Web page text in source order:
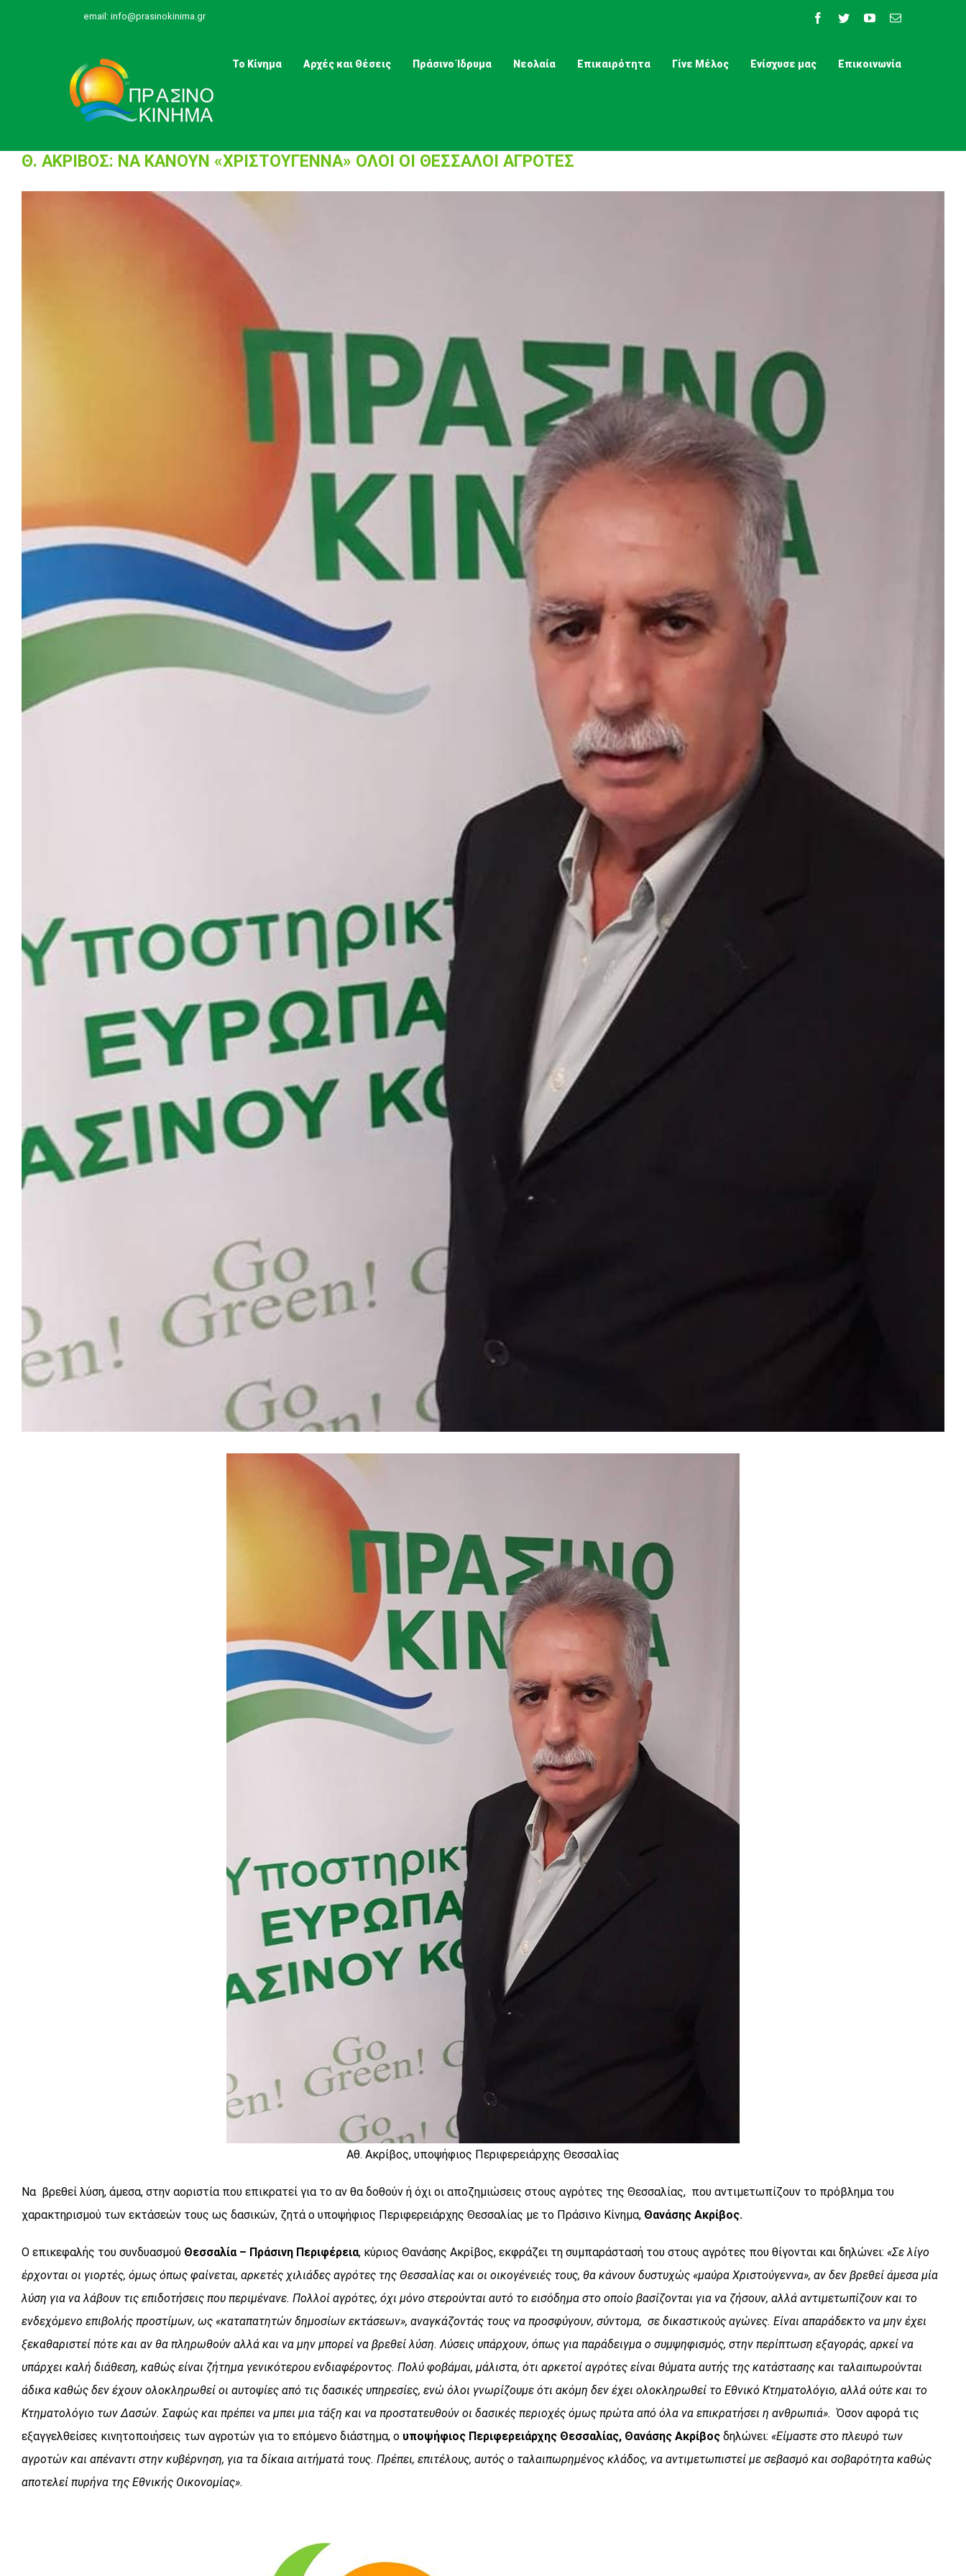
email: info@prasinokinima.gr Facebook
TwitterYouTubeEmail
Το Κίνημα Αρχές και Θέσεις Πράσινο Ίδρυμα Νεολαία Επικαιρότητα Γίνε Μέλος Ενίσχυσε μας Επικοινωνία
Θ. ΑΚΡΙΒΟΣ: ΝΑ ΚΑΝΟΥΝ «ΧΡΙΣΤΟΥΓΕΝΝΑ» ΟΛΟΙ ΟΙ ΘΕΣΣΑΛΟΙ ΑΓΡΟΤΕΣ
Αθ. Ακρίβος, υποψήφιος Περιφερειάρχης Θεσσαλίας
Να βρεθεί λύση, άμεσα, στην αοριστία που επικρατεί για το αν θα δοθούν ή όχι οι αποζημιώσεις στους αγρότες της Θεσσαλίας, που αντιμετωπίζουν το πρόβλημα του
χαρακτηρισμού των εκτάσεών τους ως δασικών, ζητά ο υποψήφιος Περιφερειάρχης Θεσσαλίας με το Πράσινο Κίνημα, Θανάσης Ακρίβος.
Ο επικεφαλής του συνδυασμού Θεσσαλία – Πράσινη Περιφέρεια, κύριος Θανάσης Ακρίβος, εκφράζει τη συμπαράστασή του στους αγρότες που θίγονται και δηλώνει: «Σε λίγο
έρχονται οι γιορτές, όμως όπως φαίνεται, αρκετές χιλιάδες αγρότες της Θεσσαλίας και οι οικογένειές τους, θα κάνουν δυστυχώς «μαύρα Χριστούγεννα», αν δεν βρεθεί άμεσα μία
λύση για να λάβουν τις επιδοτήσεις που περιμένανε. Πολλοί αγρότες, όχι μόνο στερούνται αυτό το εισόδημα στο οποίο βασίζονται για να ζήσουν, αλλά αντιμετωπίζουν και το
ενδεχόμενο επιβολής προστίμων, ως «καταπατητών δημοσίων εκτάσεων», αναγκάζοντάς τους να προσφύγουν, σύντομα, σε δικαστικούς αγώνες. Είναι απαράδεκτο να μην έχει
ξεκαθαριστεί πότε και αν θα πληρωθούν αλλά και να μην μπορεί να βρεθεί λύση. Λύσεις υπάρχουν, όπως για παράδειγμα ο συμψηφισμός, στην περίπτωση εξαγοράς, αρκεί να
υπάρχει καλή διάθεση, καθώς είναι ζήτημα γενικότερου ενδιαφέροντος. Πολύ φοβάμαι, μάλιστα, ότι αρκετοί αγρότες είναι θύματα αυτής της κατάστασης και ταλαιπωρούνται
άδικα καθώς δεν έχουν ολοκληρωθεί οι αυτοψίες από τις δασικές υπηρεσίες, ενώ όλοι γνωρίζουμε ότι ακόμη δεν έχει ολοκληρωθεί το Εθνικό Κτηματολόγιο, αλλά ούτε και το
Κτηματολόγιο των Δασών. Σαφώς και πρέπει να μπει μια τάξη και να προστατευθούν οι δασικές περιοχές όμως πρώτα από όλα να επικρατήσει η ανθρωπιά». Όσον αφορά τις
εξαγγελθείσες κινητοποιήσεις των αγροτών για το επόμενο διάστημα, ο υποψήφιος Περιφερειάρχης Θεσσαλίας, Θανάσης Ακρίβος δηλώνει: «Είμαστε στο πλευρό των
αγροτών και απέναντι στην κυβέρνηση, για τα δίκαια αιτήματά τους. Πρέπει, επιτέλους, αυτός ο ταλαιπωρημένος κλάδος, να αντιμετωπιστεί με σεβασμό και σοβαρότητα καθώς
αποτελεί πυρήνα της Εθνικής Οικονομίας».